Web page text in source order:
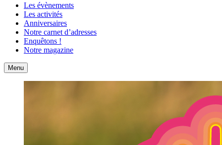
Les évènements
Les activités
Anniversaires
Notre carnet d’adresses
Enquêtons !
Notre magazine
Accueil
Menu Contact